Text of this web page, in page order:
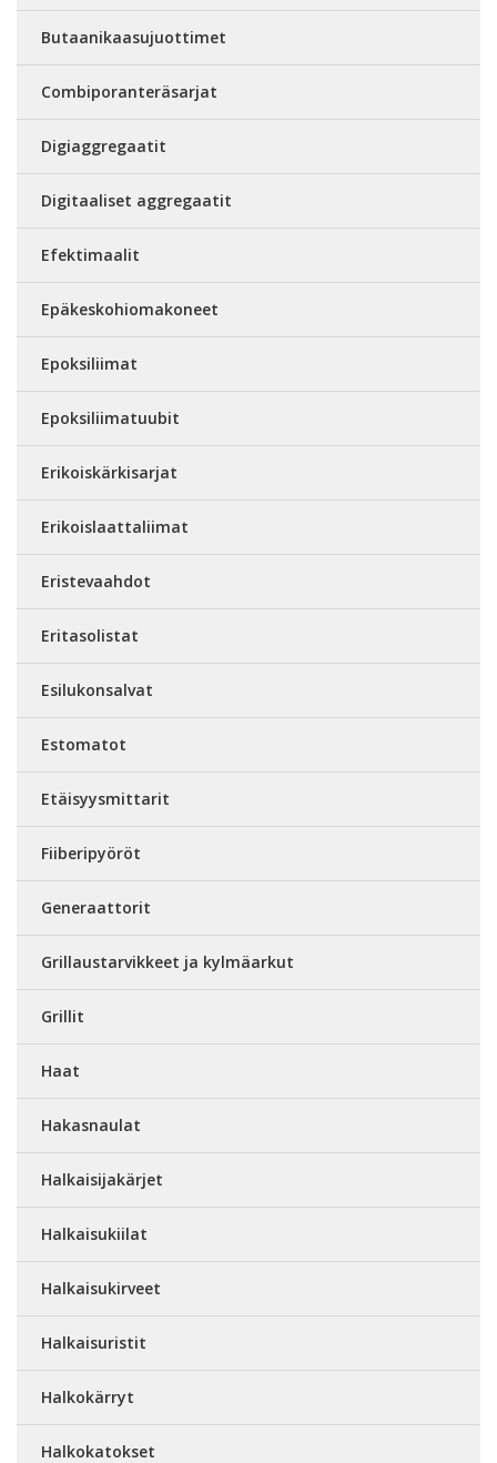
Butaanikaasujuottimet
Combiporanteräsarjat
Digiaggregaatit
Digitaaliset aggregaatit
Efektimaalit
Epäkeskohiomakoneet
Epoksiliimat
Epoksiliimatuubit
Erikoiskärkisarjat
Erikoislaattaliimat
Eristevaahdot
Eritasolistat
Esilukonsalvat
Estomatot
Etäisyysmittarit
Fiiberipyöröt
Generaattorit
Grillaustarvikkeet ja kylmäarkut
Grillit
Haat
Hakasnaulat
Halkaisijakärjet
Halkaisukiilat
Halkaisukirveet
Halkaisuristit
Halkokärryt
Halkokatokset